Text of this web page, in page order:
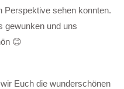
Perspektive sehen konnten.
gewunken und uns
😊
Euch die wunderschönen